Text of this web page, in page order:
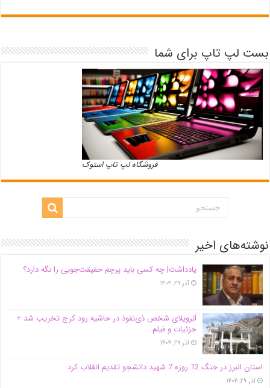
بست لپ تاپ برای شما
فروشگاه لپ تاپ استوک
نوشته‌های اخیر
یادداشت| ‌چه کسی باید پرچم حقیقت‌جویی را نگه دارد؟
آذر ۲۹, ۱۴۰۴
اَبَر‌ویلای شخص ذی‌نفوذ در حاشیه‌ رود کرج تخریب شد +
جزئیات و فیلم
آذر ۲۹, ۱۴۰۴
استان البرز در جنگ 12 روزه 7 شهید دانشجو تقدیم انقلاب کرد
آذر ۲۹, ۱۴۰۴